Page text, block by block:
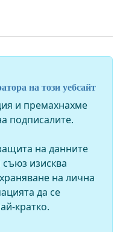
с хора с
ще започне да
си,
свързани с хората с
увреждания,
на деца с
на този уебсайт
и премахнахме
подписалите.
на данните
съюз изисква
на лична
да се
кратко.